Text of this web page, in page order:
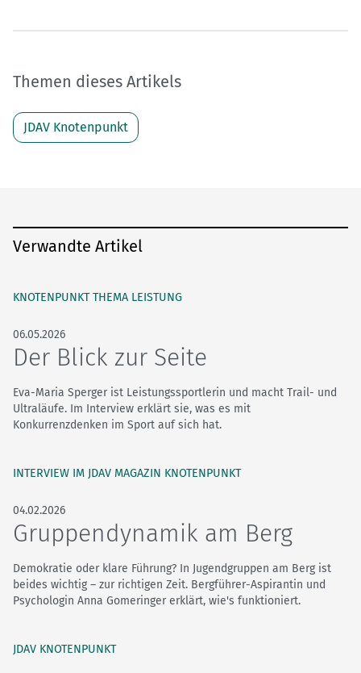
Themen dieses Artikels
JDAV Knotenpunkt
Verwandte Artikel
KNOTENPUNKT THEMA LEISTUNG
06.05.2026
Der Blick zur Seite
Eva-Maria Sperger ist Leistungssportlerin und macht Trail- und
Ultraläufe. Im Interview erklärt sie, was es mit
Konkurrenzdenken im Sport auf sich hat.
INTERVIEW IM JDAV MAGAZIN KNOTENPUNKT
04.02.2026
Gruppendynamik am Berg
Demokratie oder klare Führung? In Jugendgruppen am Berg ist
beides wichtig – zur richtigen Zeit. Bergführer-Aspirantin und
Psychologin Anna Gomeringer erklärt, wie's funktioniert.
JDAV KNOTENPUNKT